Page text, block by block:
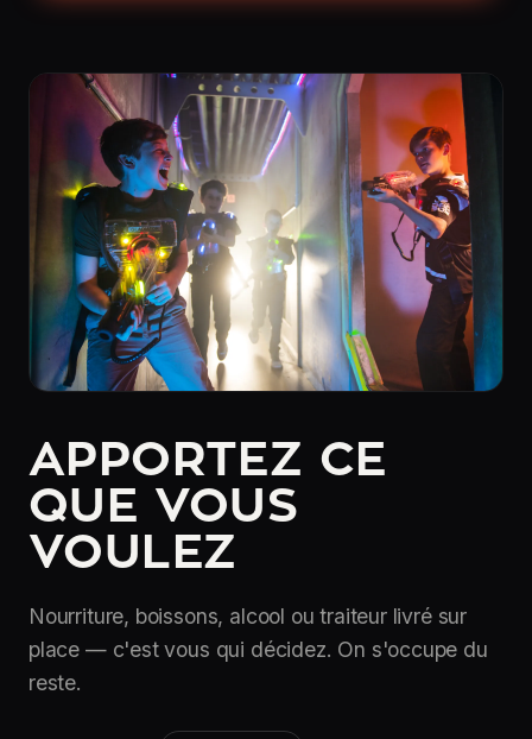
APPORTEZ CE
QUE VOUS
VOULEZ
Nourriture, boissons, alcool ou traiteur livré sur
place — c'est vous qui décidez. On s'occupe du
reste.